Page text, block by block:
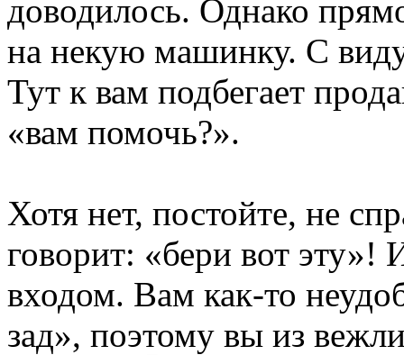
доводилось. Однако
на некую машинку. С
Тут к вам подбегает
«вам помочь?».
Хотя нет, постойте, не
говорит: «бери вот эту»!
входом. Вам как-то
зад», поэтому вы из